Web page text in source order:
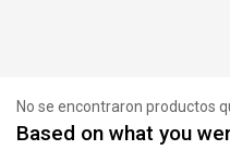
No se encontraron productos
Based on what you